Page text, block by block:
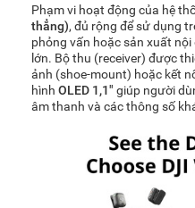
Phạm vi hoạt động của hệ
thẳng), đủ rộng để sử dụng
phỏng vấn hoặc sản xuất
lớn. Bộ thu (receiver) được
ảnh (shoe-mount) hoặc kết
hình OLED 1,1″ giúp người
âm thanh và các thông số